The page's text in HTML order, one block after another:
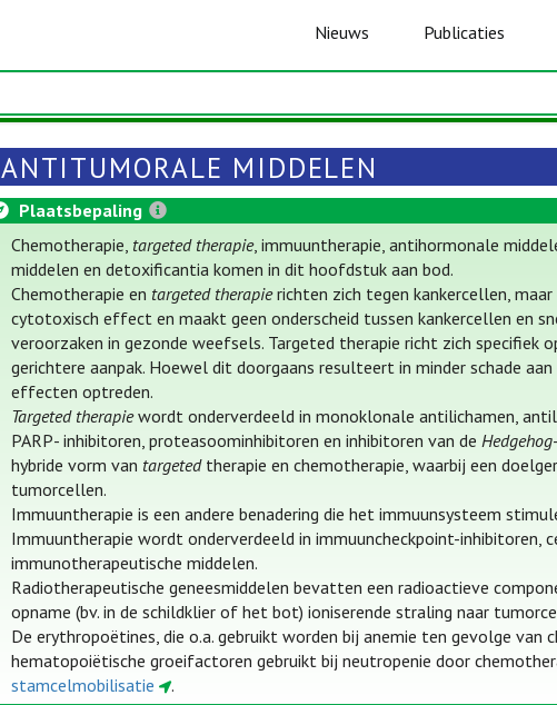
Nieuws Publicaties
ANTITUMORALE MIDDELEN
Plaatsbepaling
Chemotherapie, targeted therapie, immuuntherapie, antihormonale
middelen en detoxificantia komen in dit hoofdstuk aan bod.
Chemotherapie en targeted therapierichten zich tegen kankercellen,
cytotoxisch effect en maakt geen onderscheid tussen kankercellen en
veroorzaken in gezonde weefsels. Targeted therapie richt zich
gerichtere aanpak. Hoewel dit doorgaans resulteert in minder schade
effecten optreden.
Targeted therapiewordt onderverdeeld in monoklonale antilichamen,
PARP- inhibitoren, proteasoominhibitoren en inhibitoren van deHedgehog
hybride vorm van targetedtherapie en chemotherapie, waarbij een
tumorcellen.
Immuuntherapie is een andere benadering die het immuunsysteem
Immuuntherapie wordt onderverdeeld in immuuncheckpoint-inhibitoren,
immunotherapeutische middelen.
Radiotherapeutische geneesmiddelen bevatten een radioactieve
opname (bv. in de schildklier of het bot) ioniserende straling naar
De erythropoëtines, die o.a. gebruikt worden bij anemie ten gevolge van
hematopoiëtische groeifactoren gebruikt bij neutropenie door
stamcelmobilisatie
.